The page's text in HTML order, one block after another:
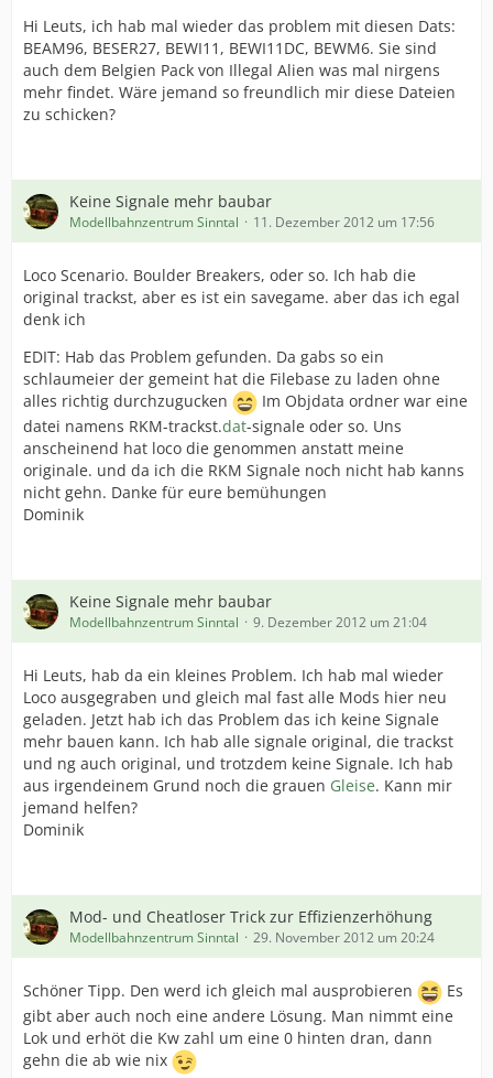
Hi Leuts, ich hab mal wieder das problem mit diesen Dats:
BEAM96, BESER27, BEWI11, BEWI11DC, BEWM6. Sie sind
auch dem Belgien Pack von Illegal Alien was mal nirgens
mehr findet. Wäre jemand so freundlich mir diese Dateien
zu schicken?
Keine Signale mehr baubar
Modellbahnzentrum Sinntal 11. Dezember 2012 um 17:56
Loco Scenario. Boulder Breakers, oder so. Ich hab die
original trackst, aber es ist ein savegame. aber das ich egal
denk ich
EDIT: Hab das Problem gefunden. Da gabs so ein
schlaumeier der gemeint hat die Filebase zu laden ohne
alles richtig durchzugucken
Im Objdata ordner war eine
datei namens RKM-trackst.dat-signale oder so. Uns
anscheinend hat loco die genommen anstatt meine
originale. und da ich die RKM Signale noch nicht hab kanns
nicht gehn. Danke für eure bemühungen
Dominik
Keine Signale mehr baubar
Modellbahnzentrum Sinntal 9. Dezember 2012 um 21:04
Hi Leuts, hab da ein kleines Problem. Ich hab mal wieder
Loco ausgegraben und gleich mal fast alle Mods hier neu
geladen. Jetzt hab ich das Problem das ich keine Signale
mehr bauen kann. Ich hab alle signale original, die trackst
und ng auch original, und trotzdem keine Signale. Ich hab
aus irgendeinem Grund noch die grauen Gleise. Kann mir
jemand helfen?
Dominik
Mod- und Cheatloser Trick zur Effizienzerhöhung
Modellbahnzentrum Sinntal 29. November 2012 um 20:24
Schöner Tipp. Den werd ich gleich mal ausprobieren
Es
gibt aber auch noch eine andere Lösung. Man nimmt eine
Lok und erhöt die Kw zahl um eine 0 hinten dran, dann
gehn die ab wie nix